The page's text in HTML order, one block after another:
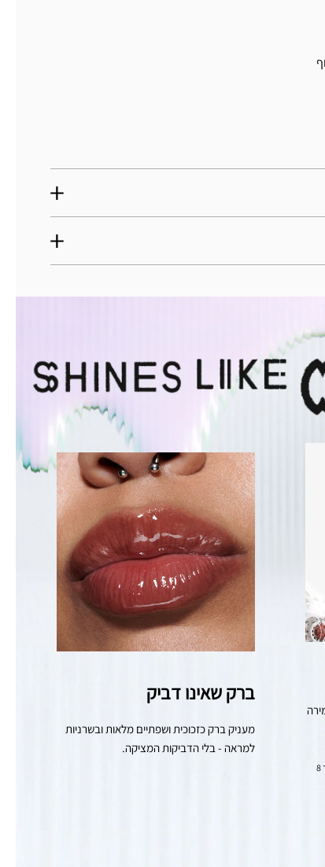
ברק שאינו דביק
מעניק ברק כזכוכית ושפתיים מלאות ובשרניות
למראה - בלי הדביקות המציקה.
מעניק לחות מיידית ולמשך כל היום, תוך שמירה
*נבדק קלינית על 30 נשים לאחר שימוש במוצר למשך 8